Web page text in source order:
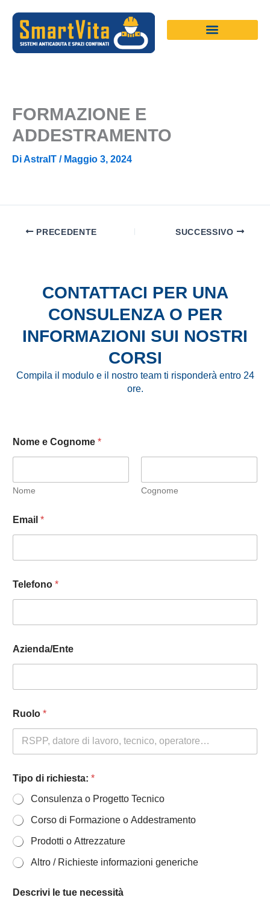
contenuto
FORMAZIONE E
ADDESTRAMENTO
DiAstraIT / Maggio 3, 2024
PRECEDENTE SUCCESSIVO
CONTATTACI PER UNA
CONSULENZA O PER
INFORMAZIONI SUI NOSTRI
CORSI
Compila il modulo e il nostro team ti risponderà entro 24
ore.
o
m
o
o
m
N
m
Nome e Cognome *
Nome Cognome
Email *
Telefono *
Azienda/Ente
Ruolo *
Tipo di richiesta: *
Consulenza o Progetto Tecnico
Corso di Formazione o Addestramento
Prodotti o Attrezzature
Altro / Richieste informazioni generiche
Descrivi le tue necessità